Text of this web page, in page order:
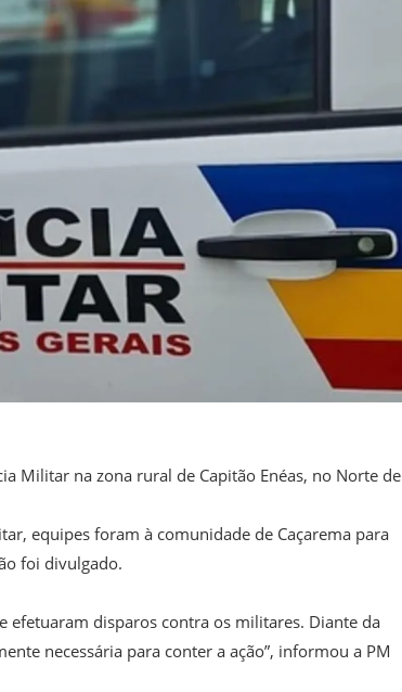
Militar na zona rural de Capitão Enéas, no Norte de
equipes foram à comunidade de Caçarema para
foi divulgado.
efetuaram disparos contra os militares. Diante da
necessária para conter a ação”, informou a PM